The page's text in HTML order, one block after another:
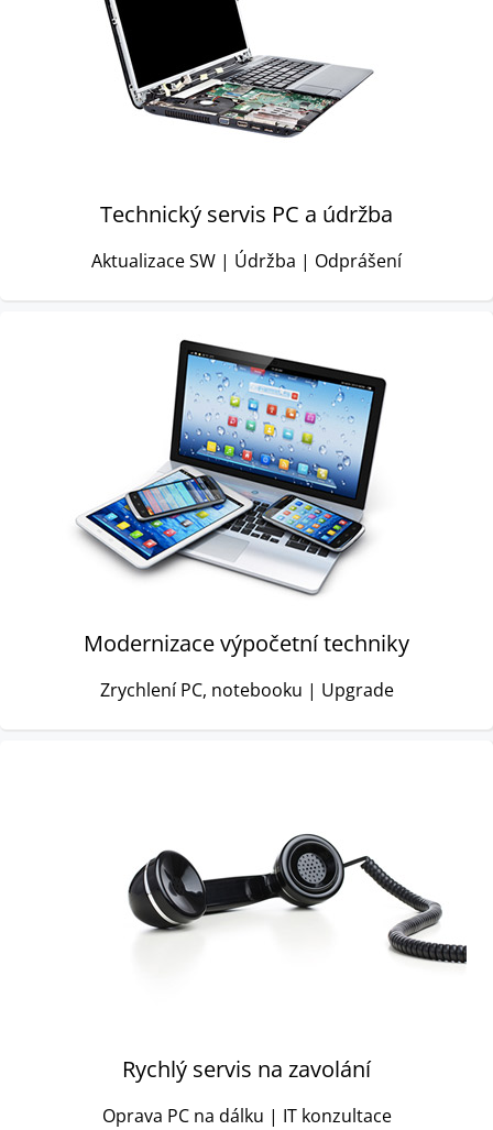
Technický servis PC a údržba
Aktualizace SW | Údržba | Odprášení
Modernizace výpočetní techniky
Zrychlení PC, notebooku | Upgrade
Rychlý servis na zavolání
Oprava PC na dálku | IT konzultace